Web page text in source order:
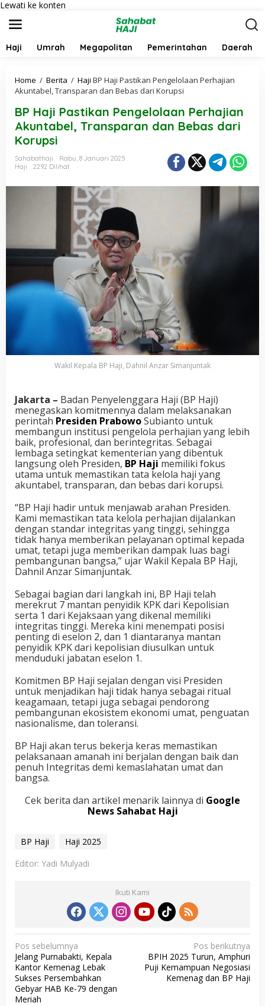
Lewati ke konten
Haji Umrah Megapolitan Pemerintahan Daerah
Home / Berita / Haji BP Haji Pastikan Pengelolaan Perhajian
Akuntabel, Transparan dan Bebas dari Korupsi
BP Haji Pastikan Pengelolaan Perhajian
Akuntabel, Transparan dan Bebas dari
Korupsi
Sahabathaji
Rabu, 8 Januari 2025
Haji
2292 Dilihat
Wakil Kepala BP Haji, Dahnil Anzar Simanjuntak
Jakarta – Badan Penyelenggara Haji (BP Haji)
menegaskan komitmennya dalam melaksanakan
perintah Presiden PrabowoSubianto untuk
membangun institusi pengelola perhajian yang lebih
baik, profesional, dan berintegritas. Sebagai
lembaga setingkat kementerian yang dibentuk
langsung oleh Presiden, BP Haji memiliki fokus
utama untuk memastikan tata kelola haji yang
akuntabel, transparan, dan bebas dari korupsi.
“BP Haji hadir untuk menjawab arahan Presiden.
Kami memastikan tata kelola perhajian dijalankan
dengan standar integritas yang tinggi, sehingga
tidak hanya memberikan pelayanan optimal kepada
umat, tetapi juga memberikan dampak luas bagi
pembangunan bangsa,” ujar Wakil Kepala BP Haji,
Dahnil Anzar Simanjuntak.
Sebagai bagian dari langkah ini, BP Haji telah
merekrut 7 mantan penyidik KPK dari Kepolisian
serta 1 dari Kejaksaan yang dikenal memiliki
integritas tinggi. Mereka kini menempati posisi
penting di eselon 2, dan 1 diantaranya mantan
penyidik KPK dari kepolisian diusulkan untuk
menduduki jabatan eselon 1.
Komitmen BP Haji sejalan dengan visi Presiden
untuk menjadikan haji tidak hanya sebagai ritual
keagamaan, tetapi juga sebagai pendorong
pembangunan ekosistem ekonomi umat, penguatan
nasionalisme, dan toleransi.
BP Haji akan terus bekerja keras memastikan
pelaksanaan amanah ini berjalan dengan baik dan
penuh Integritas demi kemaslahatan umat dan
bangsa.
Cek berita dan artikel menarik lainnya di Google
News Sahabat Haji
BP Haji
Haji 2025
Editor: Yadi Mulyadi
Ikuti Kami
N
a
v
i
Pos sebelumnya
Jelang Purnabakti, Kepala
Kantor Kemenag Lebak
Sukses Persembahkan
Gebyar HAB Ke-79 dengan
Meriah
Pos berikutnya
BPIH 2025 Turun, Amphuri
Puji Kemampuan Negosiasi
Kemenag dan BP Haji